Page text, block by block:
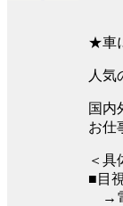
★車
人気
国内
お仕
＜具
■目
→電